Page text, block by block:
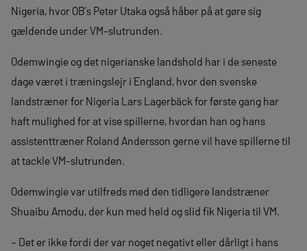
Nigeria, hvor OB’s Peter Utaka også håber på at gøre sig
gældende under VM-slutrunden.
Odemwingie og det nigerianske landshold har i de seneste
dage været i træningslejr i England, hvor den svenske
landstræner for Nigeria Lars Lagerbäck for første gang har
haft mulighed for at vise spillerne, hvordan han og hans
assistenttræner Roland Andersson gerne vil have spillerne til
at tackle VM-slutrunden.
Odemwingie var utilfreds med den tidligere landstræner
Shuaibu Amodu, der kun med held og slid fik Nigeria til VM.
– Det er ikke fordi der var noget negativt eller dårligt i hans